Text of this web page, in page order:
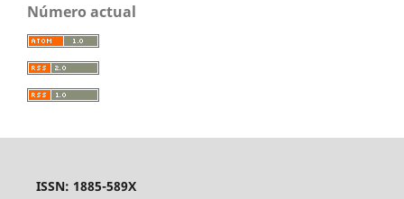
Número actual
ISSN: 1885-589X